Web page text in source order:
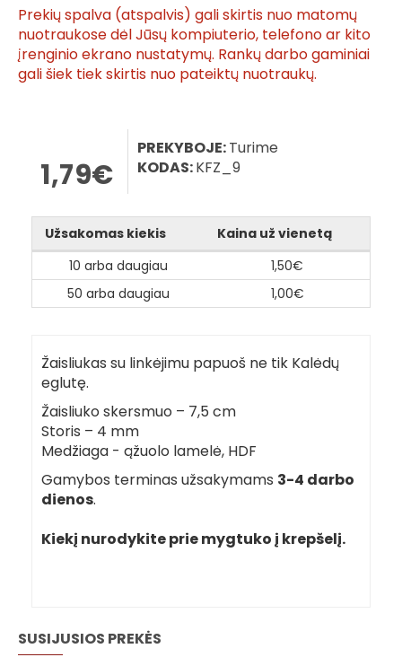
Prekių spalva (atspalvis) gali skirtis nuo matomų
nuotraukose dėl Jūsų kompiuterio, telefono ar kito
įrenginio ekrano nustatymų. Rankų darbo gaminiai
gali šiek tiek skirtis nuo pateiktų nuotraukų.
1,79€
PREKYBOJE:Turime
KODAS:KFZ_9
Užsakomas kiekis
Kaina už vienetą
10 arba daugiau
1,50€
50 arba daugiau
1,00€
SUSIJUSIOS PREKĖS
Žaisliukas su linkėjimu papuoš ne tik Kalėdų
eglutę.
Žaisliuko skersmuo – 7,5 cm
Storis – 4 mm
Medžiaga - ąžuolo lamelė, HDF
Gamybos terminas užsakymams 3-4 darbo
dienos.
Kiekį nurodykite prie mygtuko į krepšelį.